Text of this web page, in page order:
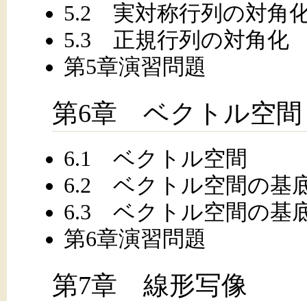
5.2 実対称行列の対角
5.3 正規行列の対角化
第5章演習問題
第6章 ベクトル空間
6.1 ベクトル空間
6.2 ベクトル空間の基
6.3 ベクトル空間の基
第6章演習問題
第7章 線形写像